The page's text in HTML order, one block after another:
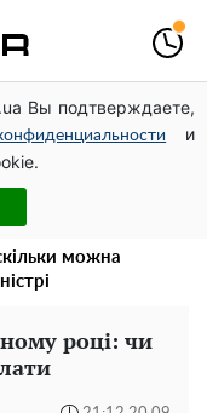
Вы подтверждаете,
и
вивів
фіктивну фірму в
"принадами":
можна
році: чи